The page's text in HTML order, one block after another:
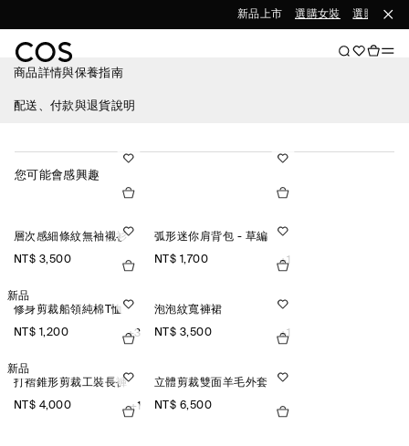
新品上市 選購女裝 選購男裝
商品詳情與保養指南
配送、付款與退貨說明
您可能會感興趣
層次感細條紋無袖襯衫
NT$ 3,500
弧形迷你肩背包 - 草編
NT$ 1,700 +1
新品
修身剪裁船領純棉T恤
NT$ 1,200 +3
泡泡紋寬褲裙
NT$ 3,500 +1
新品
打褶錐形剪裁工裝長褲
NT$ 4,000 +1
立體剪裁雙面羊毛外套
NT$ 6,500